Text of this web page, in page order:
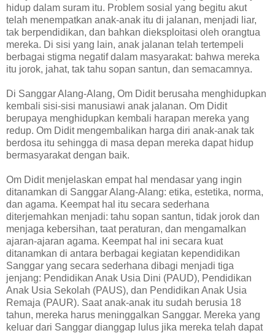
hidup dalam suram itu. Problem sosial yang begitu akut
telah menempatkan anak-anak itu di jalanan, menjadi liar,
tak berpendidikan, dan bahkan dieksploitasi oleh orangtua
mereka. Di sisi yang lain, anak jalanan telah tertempeli
berbagai stigma negatif dalam masyarakat: bahwa mereka
itu jorok, jahat, tak tahu sopan santun, dan semacamnya.
Di Sanggar Alang-Alang, Om Didit berusaha menghidupkan
kembali sisi-sisi manusiawi anak jalanan. Om Didit
berupaya menghidupkan kembali harapan mereka yang
redup. Om Didit mengembalikan harga diri anak-anak tak
berdosa itu sehingga di masa depan mereka dapat hidup
bermasyarakat dengan baik.
Om Didit menjelaskan empat hal mendasar yang ingin
ditanamkan di Sanggar Alang-Alang: etika, estetika, norma,
dan agama. Keempat hal itu secara sederhana
diterjemahkan menjadi: tahu sopan santun, tidak jorok dan
menjaga kebersihan, taat peraturan, dan mengamalkan
ajaran-ajaran agama. Keempat hal ini secara kuat
ditanamkan di antara berbagai kegiatan kependidikan
Sanggar yang secara sederhana dibagi menjadi tiga
jenjang: Pendidikan Anak Usia Dini (PAUD), Pendidikan
Anak Usia Sekolah (PAUS), dan Pendidikan Anak Usia
Remaja (PAUR). Saat anak-anak itu sudah berusia 18
tahun, mereka harus meninggalkan Sanggar. Mereka yang
keluar dari Sanggar dianggap lulus jika mereka telah dapat